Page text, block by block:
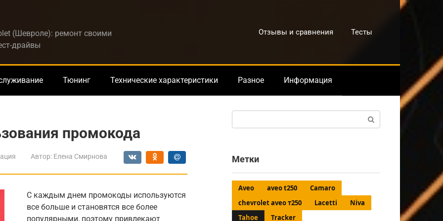
(Шевроле): ремонт своими
драйвы
Отзывы и сравнения Тесты
Тюнинг Технические характеристики Разное Информация
промокода
Автор: Елена Смирнова
С каждым днем промокоды используются
все больше и становятся все более
популярными, поэтому привлекают
Метки
Aveo aveo t250
Camaro
chevrolet aveo т250
Lacetti
Niva
Tahoe
Tracker